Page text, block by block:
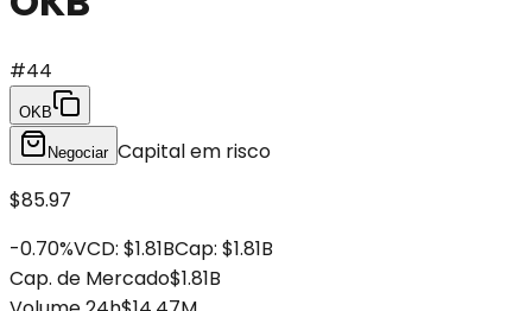
#44
OKB
Negociar Capital em risco
$85.97
-0.70%VCD: $1.81BCap: $1.81B
Cap. de Mercado$1.81B